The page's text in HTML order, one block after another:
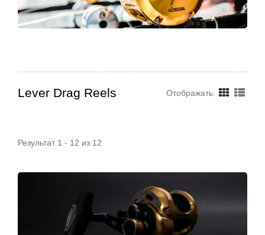
Lever Drag Reels Отображать:
Результат 1 - 12 из 12